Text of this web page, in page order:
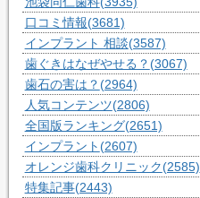
口コミ情報(3681)
インプラント 相談(3587)
歯ぐきはなぜやせる？ (3067)
歯石の害は？ (2964)
人気コンテンツ(2806)
全国版ランキング(2651)
インプラント (2607)
オレンジ歯科クリニック(2585)
特集記事(2443)